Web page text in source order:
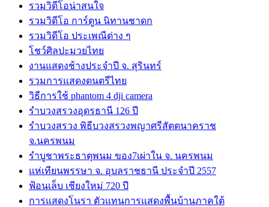
รวมวิดีโอน่าสนใจ
รวมวิดีโอ การ์ตูน นิทานชาดก
รวมวิดีโอ ประเพณีต่าง ๆ
โชว์ศิลปะมวยไทย
งานแสดงช้างประจำปี จ. สุรินทร์
รวมการแสดงดนตรีไทย
วิธีการใช้ phantom 4 dji camera
รำบวงสรวงอุดรธานี 126 ปี
รำบวงสรวง พิธีบวงสรวงพญาศรีสัตตนาคราช
จ.นครพนม
รำบูชาพระธาตุพนม ของ7เผ่าใน จ. นครพนม
แห่เทียนพรรษา จ. อุบลราชธานี ประจำปี 2557
ฟ้อนเล็บ เชียงใหม่ 720 ปี
การแสดงโนรา ตัวแทนการแสดงพื้นบ้านภาคใต้